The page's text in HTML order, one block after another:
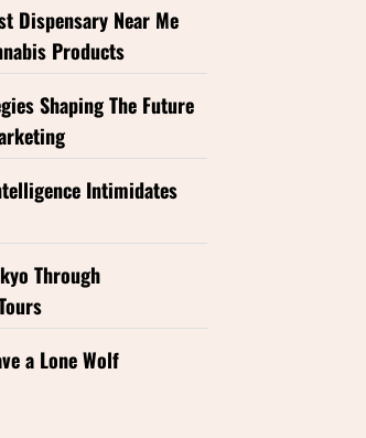
Dispensary Near Me
Products
Shaping The Future
Intimidates
Through
a Lone Wolf